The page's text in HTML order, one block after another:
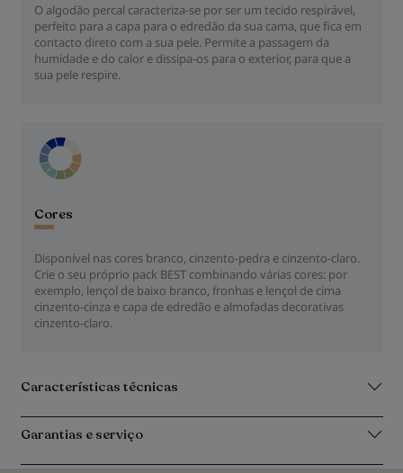
O algodão percal caracteriza-se por ser um tecido respirável,
perfeito para a capa para o edredão da sua cama, que fica em
contacto direto com a sua pele. Permite a passagem da
humidade e do calor e dissipa-os para o exterior, para que a
sua pele respire.
Cores
Disponível nas cores branco, cinzento-pedra e cinzento-claro.
Crie o seu próprio pack BEST combinando várias cores: por
exemplo, lençol de baixo branco, fronhas e lençol de cima
cinzento-cinza e capa de edredão e almofadas decorativas
cinzento-claro.
Características técnicas
Garantias e serviço